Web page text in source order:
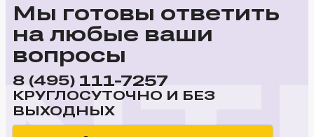
Мы готовы ответить
на любые ваши
вопросы
8 (495) 111-7257
КРУГЛОСУТОЧНО И БЕЗ
ВЫХОДНЫХ